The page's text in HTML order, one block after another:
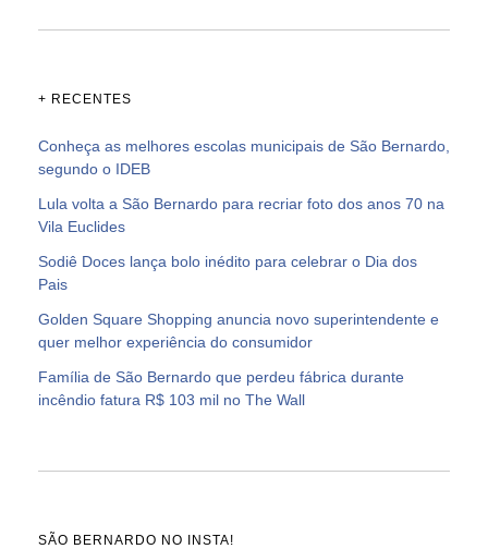
+ RECENTES
Conheça as melhores escolas municipais de São Bernardo,
segundo o IDEB
Lula volta a São Bernardo para recriar foto dos anos 70 na
Vila Euclides
Sodiê Doces lança bolo inédito para celebrar o Dia dos
Pais
Golden Square Shopping anuncia novo superintendente e
quer melhor experiência do consumidor
Família de São Bernardo que perdeu fábrica durante
incêndio fatura R$ 103 mil no The Wall
SÃO BERNARDO NO INSTA!